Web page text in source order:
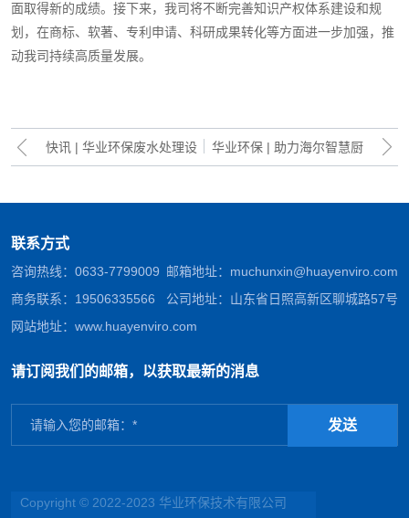
面取得新的成绩。接下来，我司将不断完善知识产权体系建设和规
划，在商标、软著、专利申请、科研成果转化等方面进一步加强，推
动我司持续高质量发展。
快讯 | 华业环保废水处理设 华业环保 | 助力海尔智慧厨
联系方式
咨询热线： 0633-7799009
商务联系： 19506335566
邮箱地址： muchunxin@huayenviro.com
公司地址：山东省日照高新区聊城路57号
网站地址： www.huayenviro.com
请订阅我们的邮箱，以获取最新的消息
发送
Copyright © 2022-2023 华业环保技术有限公司